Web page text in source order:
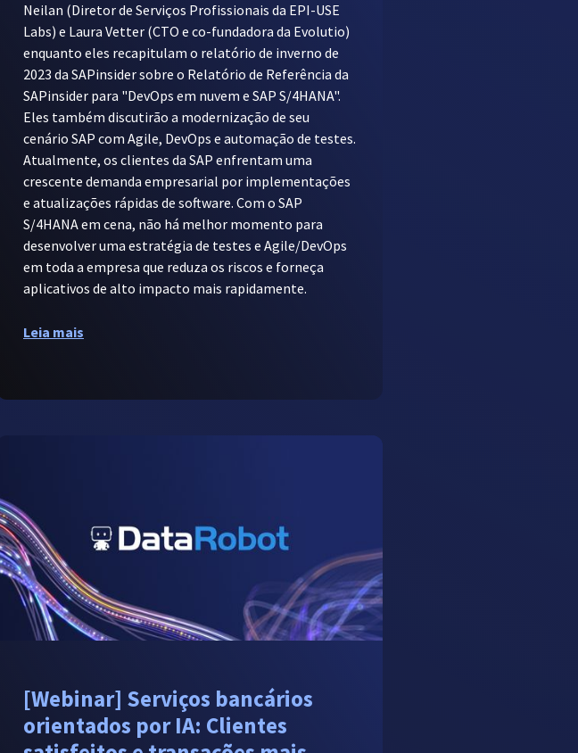
Neilan (Diretor de Serviços Profissionais da EPI-USE
Labs) e Laura Vetter (CTO e co-fundadora da Evolutio)
enquanto eles recapitulam o relatório de inverno de
2023 da SAPinsider sobre o Relatório de Referência da
SAPinsider para "DevOps em nuvem e SAP S/4HANA".
Eles também discutirão a modernização de seu
cenário SAP com Agile, DevOps e automação de testes.
Atualmente, os clientes da SAP enfrentam uma
crescente demanda empresarial por implementações
e atualizações rápidas de software. Com o SAP
S/4HANA em cena, não há melhor momento para
desenvolver uma estratégia de testes e Agile/DevOps
em toda a empresa que reduza os riscos e forneça
aplicativos de alto impacto mais rapidamente.
Leia mais
[Webinar] Serviços bancários
orientados por IA: Clientes